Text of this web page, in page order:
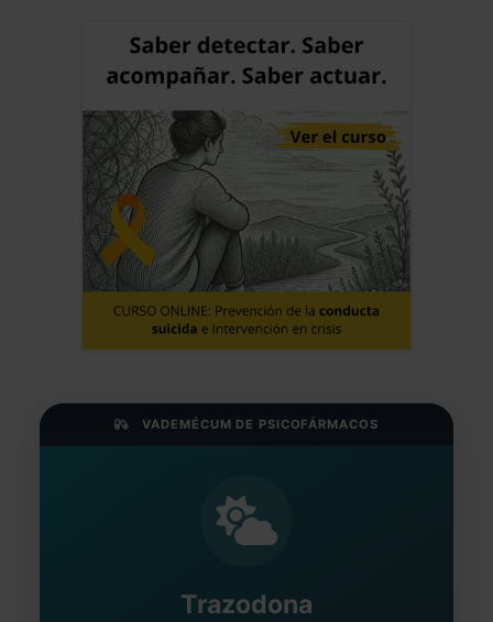
el niño, desde su base genética
vulnerable, bajo el efecto de los
estresores ambientales sistémicos
(familiares y sociales) que habría evitar o
reducir. Saludos alegres del neandertal
hiperactivo de Sevilla
Jose Luis Frias Pulido
Médico - España
Fecha: 13/05/2026
VADEMÉCUM DE PSICOFÁRMACOS
Trazodona